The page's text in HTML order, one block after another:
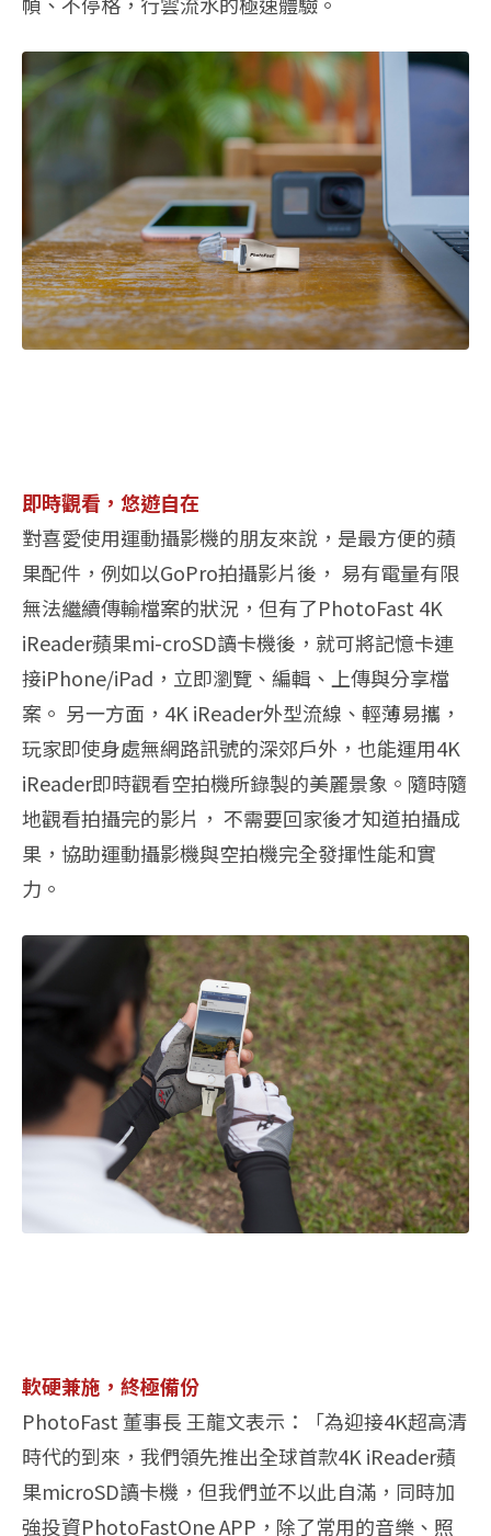
即時觀看，悠遊自在
對喜愛使用運動攝影機的朋友來說，是最方便的蘋
果配件，例如以GoPro拍攝影片後， 易有電量有限
無法繼續傳輸檔案的狀況，但有了PhotoFast 4K
iReader蘋果mi-croSD讀卡機後，就可將記憶卡連
接iPhone/iPad，立即瀏覽、編輯、上傳與分享檔
案。 另一方面，4K iReader外型流線、輕薄易攜，
玩家即使身處無網路訊號的深郊戶外，也能運用4K
iReader即時觀看空拍機所錄製的美麗景象。隨時隨
地觀看拍攝完的影片， 不需要回家後才知道拍攝成
果，協助運動攝影機與空拍機完全發揮性能和實
力。
軟硬兼施，終極備份
PhotoFast 董事長 王龍文表示：「為迎接4K超高清
時代的到來，我們領先推出全球首款4K iReader蘋
果microSD讀卡機，但我們並不以此自滿，同時加
強投資PhotoFastOne APP，除了常用的音樂、照